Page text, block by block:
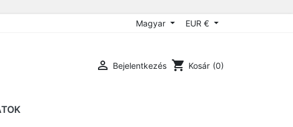
Magyar EUR €
 Bejelentkezés shopping_cart Kosár (0)